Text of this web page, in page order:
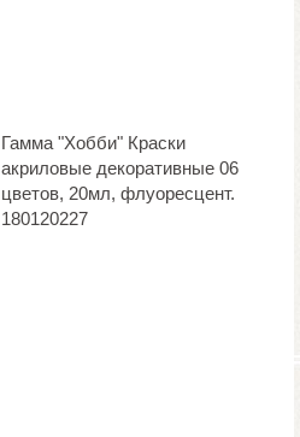
Гамма "Хобби" Краски
акриловые декоративные 06
цветов, 20мл, флуоресцент.
180120227